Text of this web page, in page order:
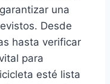
una
Desde
hasta verificar
para
esté lista